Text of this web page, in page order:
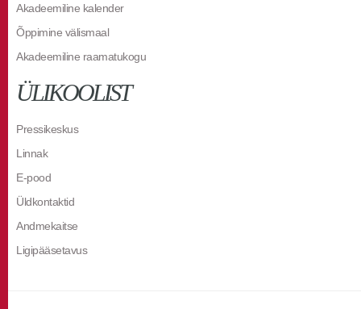
Akadeemiline kalender
Õppimine välismaal
Akadeemiline raamatukogu
ÜLIKOOLIST
Pressikeskus
Linnak
E-pood
Üldkontaktid
Andmekaitse
Ligipääsetavus